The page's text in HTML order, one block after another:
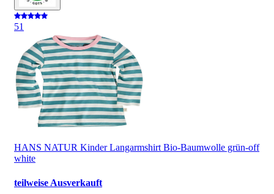
51
HANS NATUR Kinder Langarmshirt Bio-Baumwolle grün-off
white
teilweise Ausverkauft